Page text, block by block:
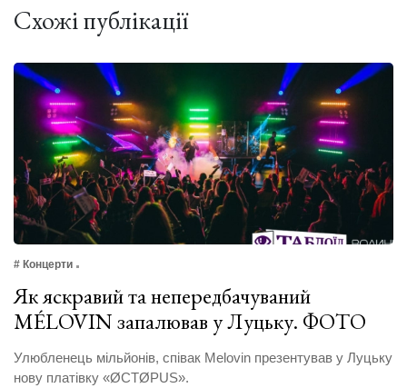
Схожі публікації
# Концерти
Як яскравий та непередбачуваний
MÉLOVIN запалював у Луцьку. ФОТО
Улюбленець мільйонів, співак Melovin презентував у Луцьку
нову платівку «ØCTØPUS».